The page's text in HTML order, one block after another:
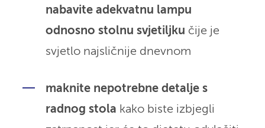
nabavite adekvatnu lampu
odnosno stolnu svjetiljku čije je
svjetlo najsličnije dnevnom
maknite nepotrebne detalje s
radnog stola kako biste izbjegli